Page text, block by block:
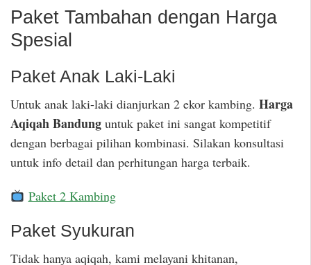
Paket Tambahan dengan Harga
Spesial
Paket Anak Laki-Laki
Untuk anak laki-laki dianjurkan 2 ekor kambing. Harga
Aqiqah Bandung untuk paket ini sangat kompetitif
dengan berbagai pilihan kombinasi. Silakan konsultasi
untuk info detail dan perhitungan harga terbaik.
Paket 2 Kambing
Paket Syukuran
Tidak hanya aqiqah, kami melayani khitanan,